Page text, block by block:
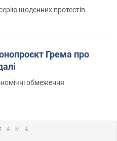
щоденних протестів
Грема про
обмеження